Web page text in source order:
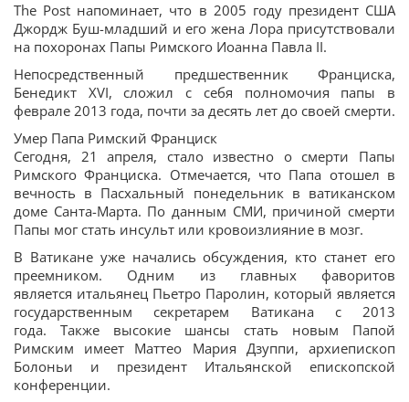
The Post напоминает, что в 2005 году президент США
Джордж Буш-младший и его жена Лора присутствовали
на похоронах Папы Римского Иоанна Павла II.
Непосредственный предшественник Франциска,
Бенедикт XVI, сложил с себя полномочия папы в
феврале 2013 года, почти за десять лет до своей смерти.
Умер Папа Римский Франциск
Сегодня, 21 апреля, стало известно о смерти Папы
Римского Франциска. Отмечается, что Папа отошел в
вечность в Пасхальный понедельник в ватиканском
доме Санта-Марта. По данным СМИ, причиной смерти
Папы мог стать инсульт или кровоизлияние в мозг.
В Ватикане уже начались обсуждения, кто станет его
преемником. Одним из главных фаворитов
является итальянец Пьетро Паролин, который является
государственным секретарем Ватикана с 2013
года. Также высокие шансы стать новым Папой
Римским имеет Маттео Мария Дзуппи, архиепископ
Болоньи и президент Итальянской епископской
конференции.